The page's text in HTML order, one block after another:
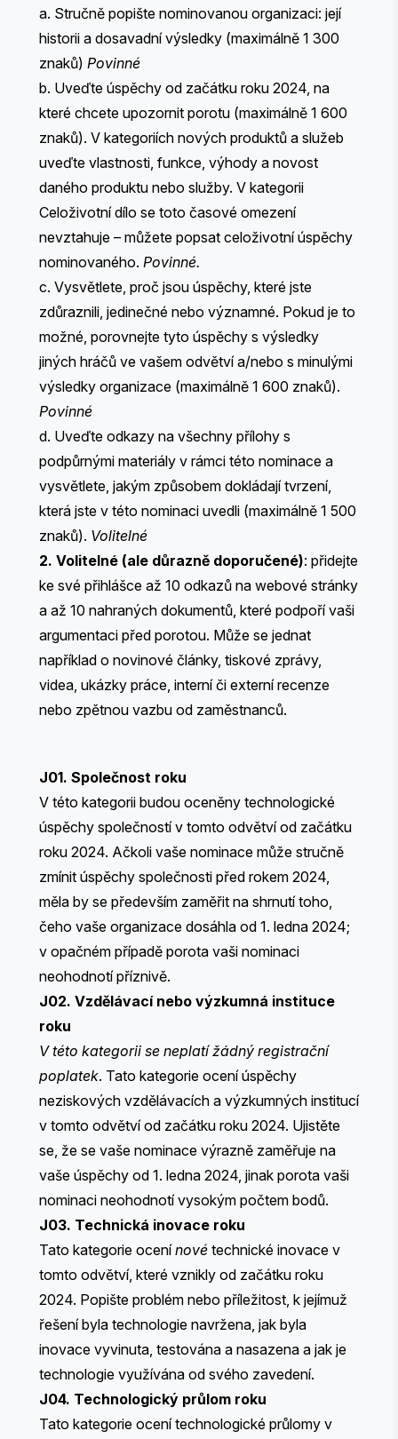
a. Stručně popište nominovanou organizaci: její
historii a dosavadní výsledky (maximálně 1 300
znaků) Povinné
b. Uveďte úspěchy od začátku roku 2024, na
které chcete upozornit porotu (maximálně 1 600
znaků). ​​V kategoriích nových produktů a služeb
uveďte vlastnosti, funkce, výhody a novost
daného produktu nebo služby. V kategorii
Celoživotní dílo se toto časové omezení
nevztahuje – můžete popsat celoživotní úspěchy
nominovaného. Povinné.
c. Vysvětlete, proč jsou úspěchy, které jste
zdůraznili, jedinečné nebo významné. Pokud je to
možné, porovnejte tyto úspěchy s výsledky
jiných hráčů ve vašem odvětví a/nebo s minulými
výsledky organizace (maximálně 1 600 znaků).
Povinné
d. Uveďte odkazy na všechny přílohy s
podpůrnými materiály v rámci této nominace a
vysvětlete, jakým způsobem dokládají tvrzení,
která jste v této nominaci uvedli (maximálně 1 500
znaků). Volitelné
2. Volitelné (ale důrazně doporučené): přidejte
ke své přihlášce až 10 odkazů na webové stránky
a až 10 nahraných dokumentů, které podpoří vaši
argumentaci před porotou. Může se jednat
například o novinové články, tiskové zprávy,
videa, ukázky práce, interní či externí recenze
nebo zpětnou vazbu od zaměstnanců.
J01. Společnost roku
V této kategorii budou oceněny technologické
úspěchy společností v tomto odvětví od začátku
roku 2024. Ačkoli vaše nominace může stručně
zmínit úspěchy společnosti před rokem 2024,
měla by se především zaměřit na shrnutí toho,
čeho vaše organizace dosáhla od 1. ledna 2024;
v opačném případě porota vaši nominaci
neohodnotí příznivě.
J02. Vzdělávací nebo výzkumná instituce
roku
V této kategorii se neplatí žádný registrační
poplatek. Tato kategorie ocení úspěchy
neziskových vzdělávacích a výzkumných institucí
v tomto odvětví od začátku roku 2024. Ujistěte
se, že se vaše nominace výrazně zaměřuje na
vaše úspěchy od 1. ledna 2024, jinak porota vaši
nominaci neohodnotí vysokým počtem bodů.
J03. Technická inovace roku
Tato kategorie ocenínové technické inovace v
tomto odvětví, které vznikly od začátku roku
2024. Popište problém nebo příležitost, k jejímuž
řešení byla technologie navržena, jak byla
inovace vyvinuta, testována a nasazena a jak je
technologie využívána od svého zavedení.
J04. Technologický průlom roku
Tato kategorie ocení technologické průlomy v